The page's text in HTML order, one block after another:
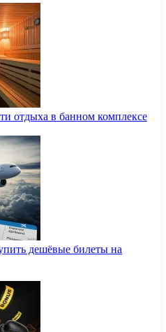
отдыха в банном комплексе
дешёвые билеты на